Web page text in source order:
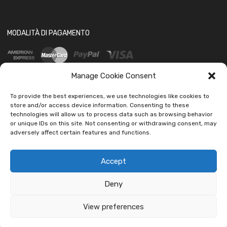
Manage Cookie Consent
To provide the best experiences, we use technologies like cookies to
store and/or access device information. Consenting to these
technologies will allow us to process data such as browsing behavior
or unique IDs on this site. Not consenting or withdrawing consent, may
adversely affect certain features and functions.
Accept
Deny
View preferences
MODALITÀ DI PAGAMENTO
SOCIAL
Ledautoshop Auto Parts | Icons made by